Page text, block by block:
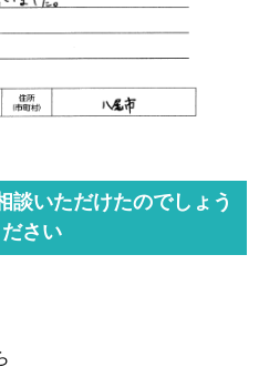
談いただけたのでしょう
さい